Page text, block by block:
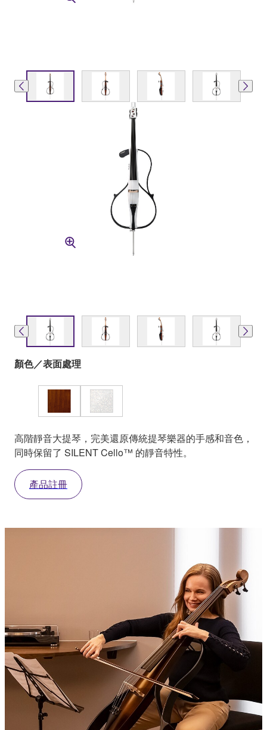
顏色／表面處理
高階靜音大提琴，完美還原傳統提琴樂器的手感和音色，
同時保留了 SILENT Cello™ 的靜音特性。
產品註冊